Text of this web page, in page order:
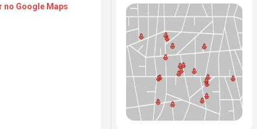
no Google Maps